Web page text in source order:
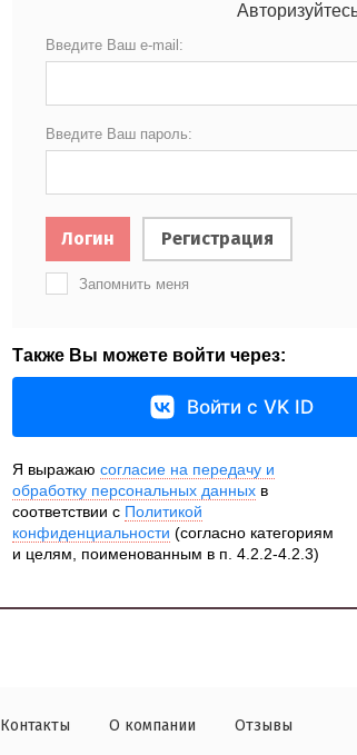
Введите Ваш e-mail:
Введите Ваш пароль:
Логин Регистрация
Запомнить меня
Также Вы можете войти через:
Войти с VK ID
Я выражаю согласие на передачу и
обработку персональных данных в
соответствии с Политикой
конфиденциальности (согласно категориям
и целям, поименованным в п. 4.2.2-4.2.3)
Контакты О компании Отзывы